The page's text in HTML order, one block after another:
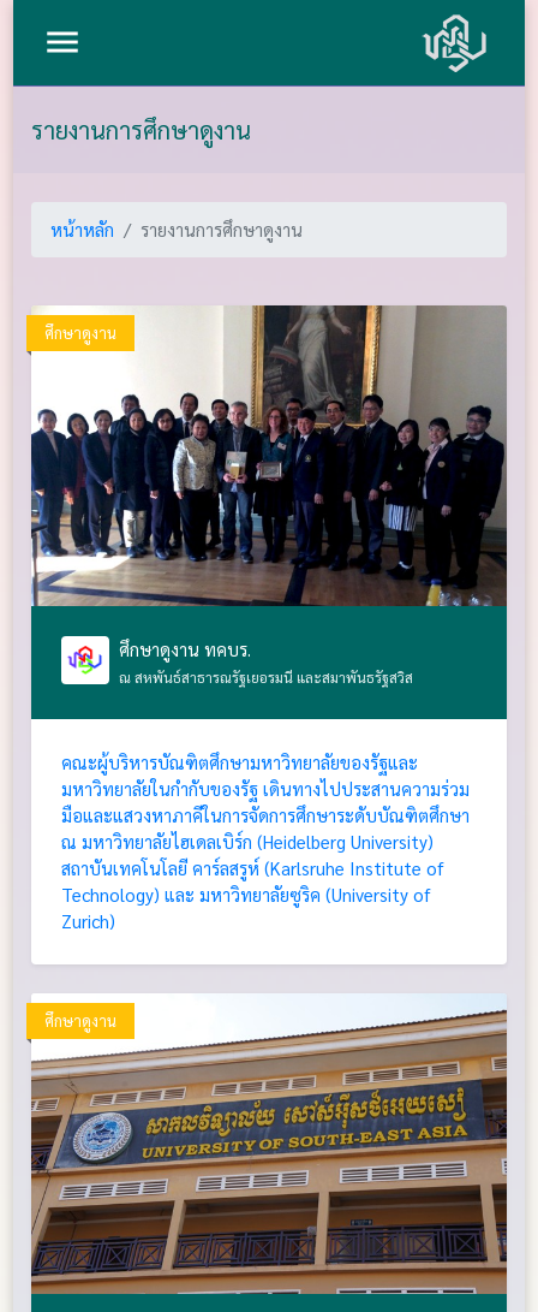
menu
รายงานการศึกษาดูงาน
หน้าหลัก รายงานการศึกษาดูงาน
ศึกษาดูงาน
ศึกษาดูงาน ทคบร.
ณ สหพันธ์สาธารณรัฐเยอรมนี และสมาพันธรัฐสวิส
คณะผู้บริหารบัณฑิตศึกษามหาวิทยาลัยของรัฐและ
มหาวิทยาลัยในกำกับของรัฐ เดินทางไปประสานความร่วม
มือและแสวงหาภาคีในการจัดการศึกษาระดับบัณฑิตศึกษา
ณ มหาวิทยาลัยไฮเดลเบิร์ก (Heidelberg University)
สถาบันเทคโนโลยี คาร์ลสรูห์ (Karlsruhe Institute of
Technology) และ มหาวิทยาลัยซูริค (University of
Zurich)
ศึกษาดูงาน